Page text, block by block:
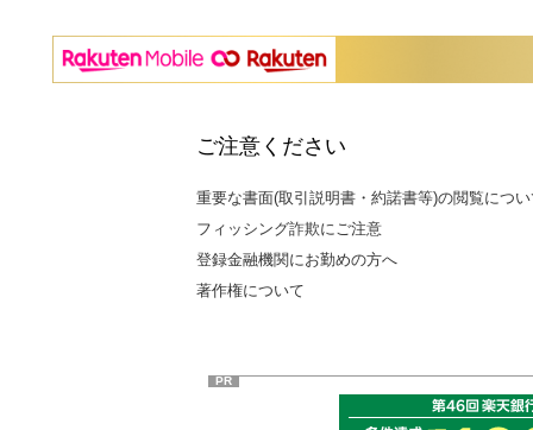
ご注意ください
重要な書面(取引説明書・約諾書等)の閲覧につ
フィッシング詐欺にご注意
登録金融機関にお勤めの方へ
著作権について
PR